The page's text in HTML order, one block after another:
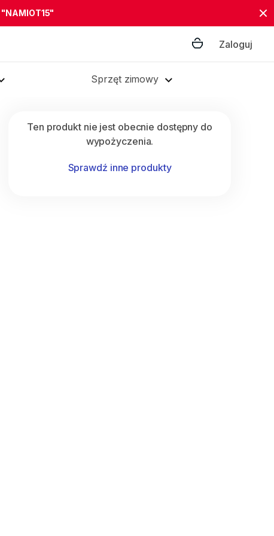
"NAMIOT15"
Zaloguj
Sprzęt zimowy
Ten produkt nie jest obecnie dostępny do
wypożyczenia.
Sprawdź inne produkty